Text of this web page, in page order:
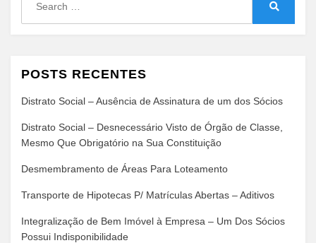
POSTS RECENTES
Distrato Social – Ausência de Assinatura de um dos Sócios
Distrato Social – Desnecessário Visto de Órgão de Classe,
Mesmo Que Obrigatório na Sua Constituição
Desmembramento de Áreas Para Loteamento
Transporte de Hipotecas P/ Matrículas Abertas – Aditivos
Integralização de Bem Imóvel à Empresa – Um Dos Sócios
Possui Indisponibilidade